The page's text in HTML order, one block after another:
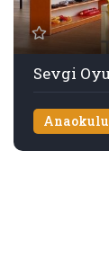
Anaokulu